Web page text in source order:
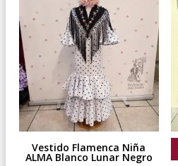
Vestido Flamenca Niña
ALMA Blanco Lunar Negro